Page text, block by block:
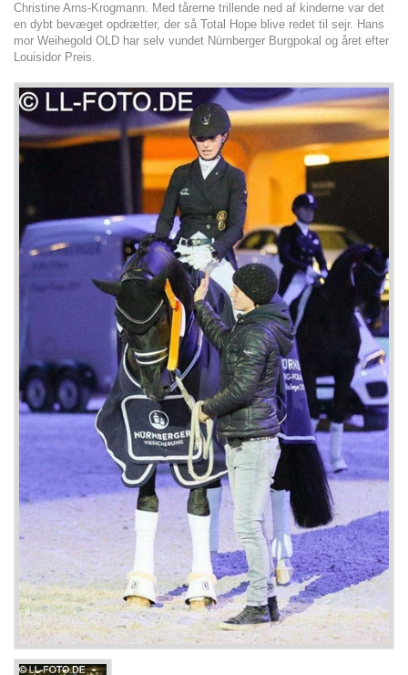
Christine Arns-Krogmann. Med tårerne trillende ned af kinderne var det
en dybt bevæget opdrætter, der så Total Hope blive redet til sejr. Hans
mor Weihegold OLD har selv vundet Nürnberger Burgpokal og året efter
Louisidor Preis.